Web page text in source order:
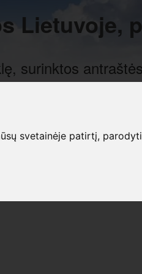
svetainėje patirtį,
Lietuvoje,
surinktos